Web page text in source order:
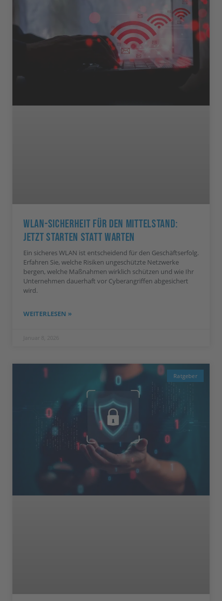
WLAN-Sicherheit Für Den Mittelstand:
Jetzt Starten Statt Warten
Ein sicheres WLAN ist entscheidend für den Geschäftserfolg.
Erfahren Sie, welche Risiken ungeschützte Netzwerke
bergen, welche Maßnahmen wirklich schützen und wie Ihr
Unternehmen dauerhaft vor Cyberangriffen abgesichert
wird.
WEITERLESEN »
Januar 8, 2026
Ratgeber